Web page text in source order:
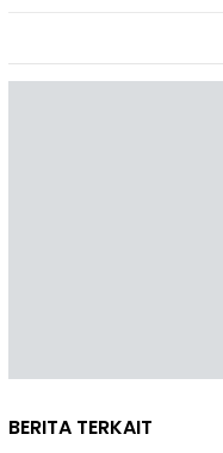
BERITA TERKAIT